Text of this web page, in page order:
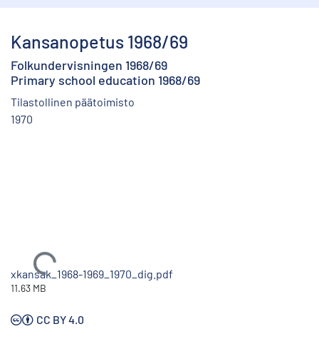
Kansanopetus 1968/69
Folkundervisningen 1968/69
Primary school education 1968/69
Tilastollinen päätoimisto
1970
Ladataan...
xkansak_1968-1969_1970_dig.pdf
11.63 MB
CC BY 4.0